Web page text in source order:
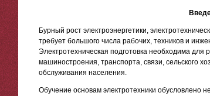
Бурный рост электроэнергетики,
требует большого числа рабочих, техников и
Электротехническая подготовка необходима
машиностроения, транспорта, связи, сельского
обслуживания населения.
Обучение основам электротехники обусловлено